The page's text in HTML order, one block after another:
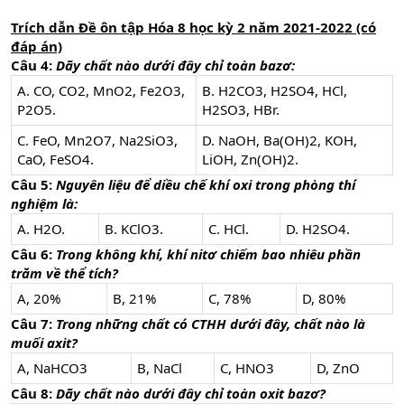
Trích dẫn Đề ôn tập Hóa 8 học kỳ 2 năm 2021-2022 (có
đáp án)
Câu 4: Dãy chất nào dưới đây chỉ toàn bazơ:
A. CO, CO2, MnO2, Fe2O3,
P2O5.
B. H2CO3, H2SO4, HCl,
H2SO3, HBr.
C. FeO, Mn2O7, Na2SiO3,
CaO, FeSO4.
D. NaOH, Ba(OH)2, KOH,
LiOH, Zn(OH)2.
Câu 5: Nguyên liệu để diều chế khí oxi trong phòng thí
nghiệm là:
A. H2O.
B. KClO3. C. HCl.
D. H2SO4.
Câu 6: Trong không khí, khí nitơ chiếm bao nhiêu phần
trăm về thể tích?
A, 20%
B, 21% C, 78%
D, 80%
Câu 7: Trong những chất có CTHH dưới đây, chất nào là
muối axit?
A, NaHCO3
B, NaCl C, HNO3
D, ZnO
Câu 8: Dãy chất nào dưới đây chỉ toàn oxit bazơ?